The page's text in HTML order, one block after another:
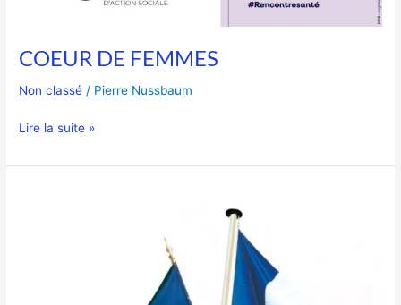
COEUR DE FEMMES
Non classé / Pierre Nussbaum
Lire la suite »